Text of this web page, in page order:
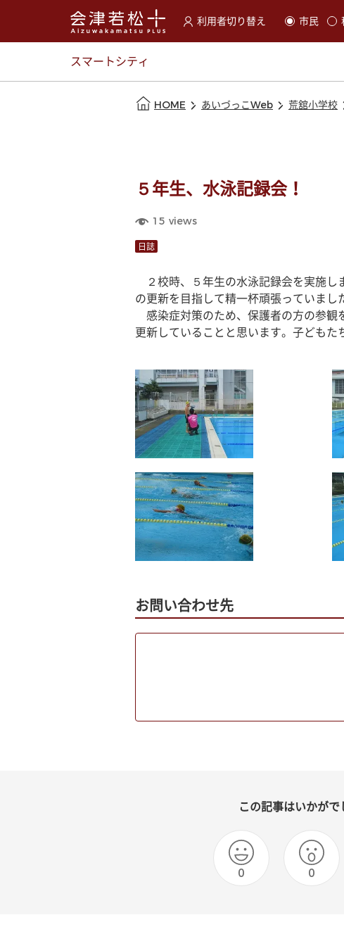
利用者切り替え
選択すると利用者の切替が発生
市民
スマートシティ
HOME あいづっこWeb 荒舘小学校
５年生、水泳記録会！
15 views
日誌
２校時、５年生の水泳記録会を実施し
の更新を目指して精一杯頑張っていまし
感染症対策のため、保護者の方の参観
更新していることと思います。子どもた
お問い合わせ先
この記事はいかがで
0 0